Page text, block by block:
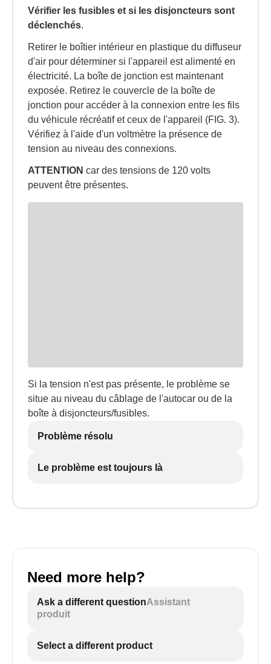
Vérifier les fusibles et si les disjoncteurs sont
déclenchés.
Retirer le boîtier intérieur en plastique du diffuseur
d'air pour déterminer si l'appareil est alimenté en
électricité. La boîte de jonction est maintenant
exposée. Retirez le couvercle de la boîte de
jonction pour accéder à la connexion entre les fils
du véhicule récréatif et ceux de l'appareil (FIG. 3).
Vérifiez à l'aide d'un voltmètre la présence de
tension au niveau des connexions.
ATTENTION car des tensions de 120 volts
peuvent être présentes.
Si la tension n'est pas présente, le problème se
situe au niveau du câblage de l'autocar ou de la
boîte à disjoncteurs/fusibles.
Problème résolu
Le problème est toujours là
Need more help?
Ask a different questionAssistant
produit
Select a different product